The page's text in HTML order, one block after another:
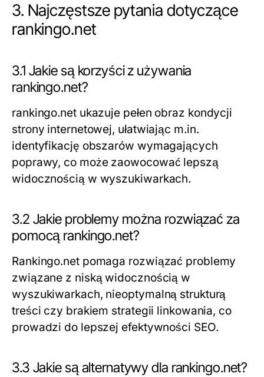
3. Najczęstsze pytania dotyczące
rankingo.net
3.1 Jakie są korzyści z używania
rankingo.net?
rankingo.net ukazuje pełen obraz kondycji
strony internetowej, ułatwiając m.in.
identyfikację obszarów wymagających
poprawy, co może zaowocować lepszą
widocznością w wyszukiwarkach.
3.2 Jakie problemy można rozwiązać za
pomocą rankingo.net?
Rankingo.net pomaga rozwiązać problemy
związane z niską widocznością w
wyszukiwarkach, nieoptymalną strukturą
treści czy brakiem strategii linkowania, co
prowadzi do lepszej efektywności SEO.
3.3 Jakie są alternatywy dla rankingo.net?